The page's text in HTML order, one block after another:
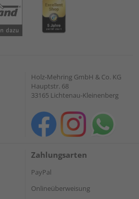
Holz-Mehring GmbH & Co. KG
Hauptstr. 68
33165 Lichtenau-Kleinenberg
Zahlungsarten
PayPal
Onlineüberweisung